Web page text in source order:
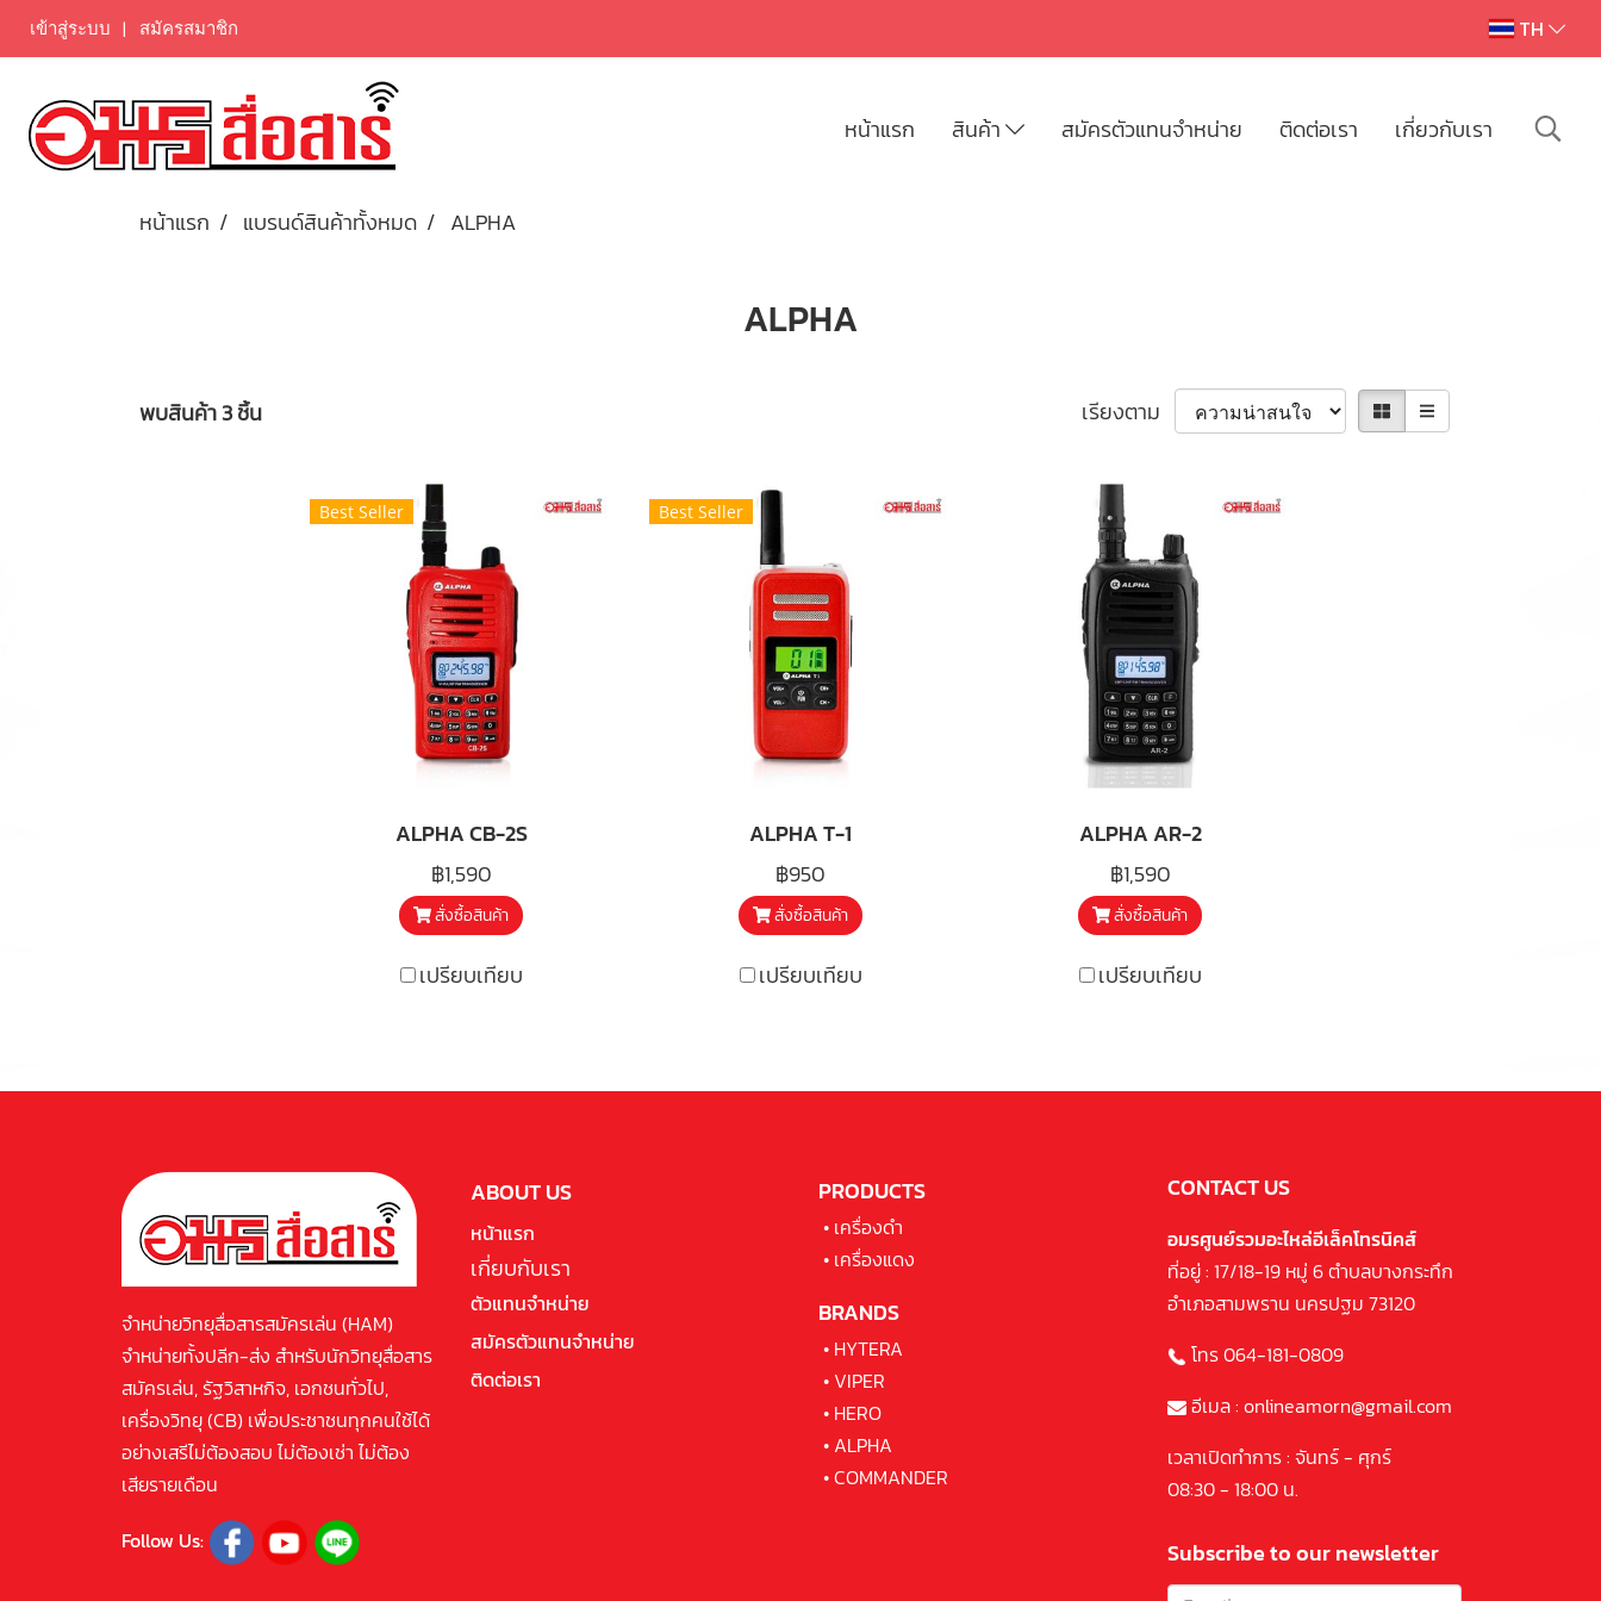
เข้าสู่ระบบ สมัครสมาชิก TH
หน้าแรก สินค้า สมัครตัวแทนจำหน่าย ติดต่อเรา เกี่ยวกับเรา
หน้าแรก แบรนด์สินค้าทั้งหมด ALPHA
ALPHA
พบสินค้า 3 ชิ้น เรียงตาม
Best Seller
ALPHA CB-2S
฿1,590
สั่งซื้อสินค้า
เปรียบเทียบ
Best Seller
ALPHA T-1
฿950
สั่งซื้อสินค้า
เปรียบเทียบ
ALPHA AR-2
฿1,590
สั่งซื้อสินค้า
เปรียบเทียบ
จำหน่ายวิทยุสื่อสารสมัครเล่น (HAM)
จำหน่ายทั้งปลีก-ส่ง สำหรับนักวิทยุสื่อสาร
สมัครเล่น, รัฐวิสาหกิจ, เอกชนทั่วไป,
เครื่องวิทยุ (CB) เพื่อประชาชนทุกคนใช้ได้
อย่างเสรีไม่ต้องสอบ ไม่ต้องเช่า ไม่ต้อง
เสียรายเดือน
Follow Us:
ABOUT US
หน้าแรก
เกี่ยบกับเรา
ตัวแทนจำหน่าย
สมัครตัวแทนจำหน่าย
ติดต่อเรา
PRODUCTS
• เครื่องดำ
• เครื่องแดง
BRANDS
• HYTERA
• VIPER
• HERO
• ALPHA
•COMMANDER
CONTACT US
อมรศูนย์รวมอะไหล่อีเล็คโทรนิคส์
ที่อยู่ : 17/18-19 หมู่ 6 ตำบลบางกระทึก
อำเภอสามพราน นครปฐม 73120
โทร 064-181-0809
อีเมล : onlineamorn@gmail.com
เวลาเปิดทำการ : จันทร์ - ศุกร์
08:30 - 18:00 น.
Subscribe to our newsletter